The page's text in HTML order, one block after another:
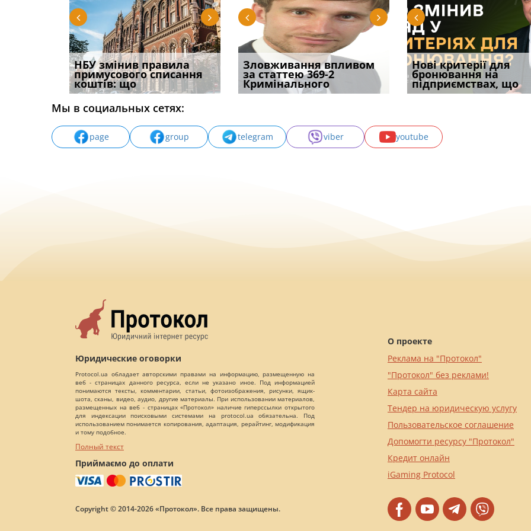
НБУ змінив правила
примусового списання
коштів: що
Якщо суд встановив для
відшкодування шкоди
наявніс
Документи, на яких не
проставляється
апостиль: пер
Водії можуть отримати
компенсацію за
незаконні дії
Зловживання впливом
за статтею 369-2
Кримінального
Переоформлення
відстрочки за іншою
підставою: нов
Кого з юристів замінить
ШІ, а хто зароблятиме
міль
Нові критерії для
бронювання на
підприємствах, що
Восьмий ААС
підтвердив, що
може скас
Мы в социальных сетях:
page group telegram viber youtube
Юридические оговорки
Protocol.ua обладает авторскими правами на информацию, размещенную на
веб - страницах данного ресурса, если не указано иное. Под информацией
понимаются тексты, комментарии, статьи, фотоизображения, рисунки, ящик-
шота, сканы, видео, аудио, другие материалы. При использовании материалов,
размещенных на веб - страницах «Протокол» наличие гиперссылки открытого
для индексации поисковыми системами на protocol.ua обязательна. Под
использованием понимается копирования, адаптация, рерайтинг, модификация
и тому подобное.
Полный текст
Приймаємо до оплати
Copyright © 2014-2026 «Протокол». Все права защищены.
О проекте
Реклама на "Протокол"
"Протокол" без реклами!
Карта сайта
Тендер на юридическую услугу
Пользовательское соглашение
Допомогти ресурсу "Протокол"
Кредит онлайн
iGaming Protocol